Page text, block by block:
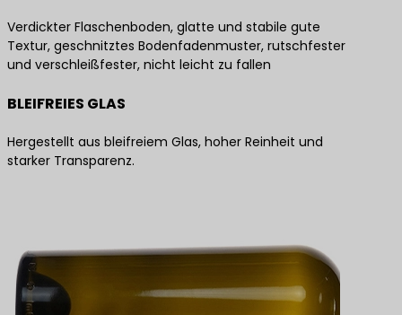
Verdickter Flaschenboden, glatte und stabile gute
Textur, geschnitztes Bodenfadenmuster, rutschfester
und verschleißfester, nicht leicht zu fallen
BLEIFREIES GLAS
Hergestellt aus bleifreiem Glas, hoher Reinheit und
starker Transparenz.